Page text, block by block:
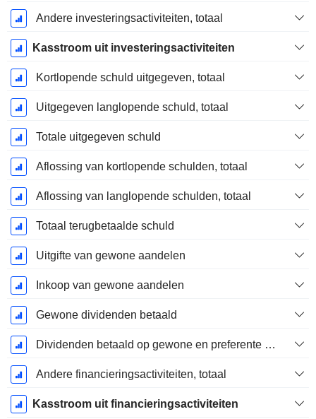
Andere investeringsactiviteiten, totaal
Kasstroom uit investeringsactiviteiten
Kortlopende schuld uitgegeven, totaal
Uitgegeven langlopende schuld, totaal
Totale uitgegeven schuld
Aflossing van kortlopende schulden, totaal
Aflossing van langlopende schulden, totaal
Totaal terugbetaalde schuld
Uitgifte van gewone aandelen
Inkoop van gewone aandelen
Gewone dividenden betaald
Dividenden betaald op gewone en preferente aandelen
Andere financieringsactiviteiten, totaal
Kasstroom uit financieringsactiviteiten